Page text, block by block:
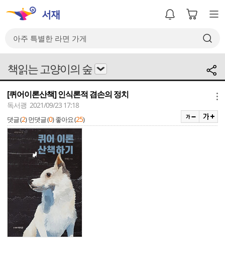
책읽는 고양이의 숲
[퀴어이론산책] 인식론적 겸손의 정치
독서괭 2021/09/23 17:18
댓글 (2) 먼댓글 (0) 좋아요 (25)